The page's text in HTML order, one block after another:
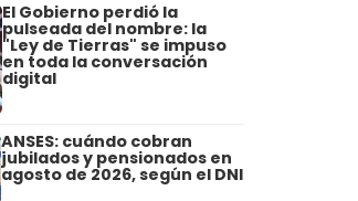
El Gobierno perdió la
pulseada del nombre: la
"Ley de Tierras" se impuso
en toda la conversación
digital
ANSES: cuándo cobran
jubilados y pensionados en
agosto de 2026, según el DNI